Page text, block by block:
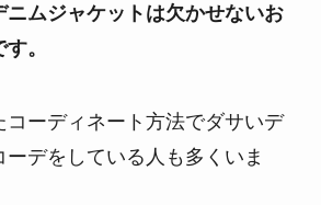
ニムジャケットは欠かせないお
。
コーディネート方法でダサいデ
デをしている人も多くいま